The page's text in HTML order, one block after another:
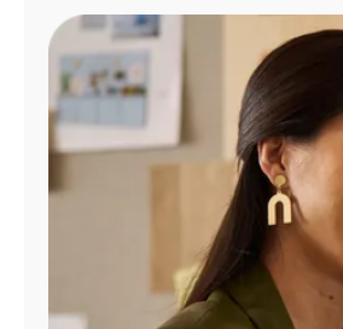
Administrar
cuenta
Encuentra
tienda